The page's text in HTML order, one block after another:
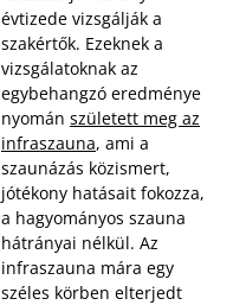
évtizede vizsgálják a
szakértők. Ezeknek a
vizsgálatoknak az
egybehangzó eredménye
nyomán született meg az
infraszauna, ami a
szaunázás közismert,
jótékony hatásait fokozza,
a hagyományos szauna
hátrányai nélkül. Az
infraszauna mára egy
széles körben elterjedt